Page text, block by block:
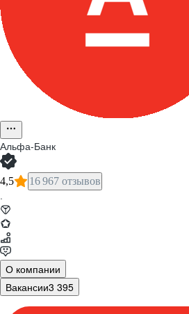
Альфа-Банк
4,5 16 967 отзывов
·
О компании
Вакансии3 395